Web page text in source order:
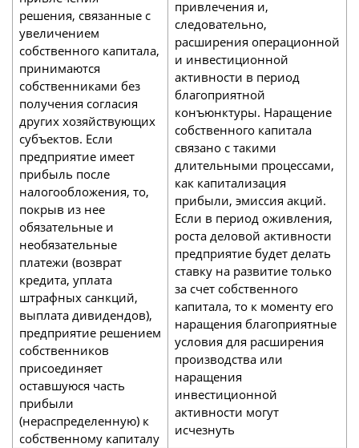
решения, связанные с
увеличением
собственного капитала,
принимаются
собственниками без
получения согласия
других хозяйствующих
субъектов. Если
предприятие имеет
прибыль после
налогообложения, то,
покрыв из нее
обязательные и
необязательные
платежи (возврат
кредита, уплата
штрафных санкций,
выплата дивидендов),
предприятие решением
собственников
присоединяет
оставшуюся часть
прибыли
(нераспределенную) к
собственному капиталу
привлечения и,
следовательно,
расширения операционной
и инвестиционной
активности в период
благоприятной
конъюнктуры. Наращение
собственного капитала
связано с такими
длительными процессами,
как капитализация
прибыли, эмиссия акций.
Если в период оживления,
роста деловой активности
предприятие будет делать
ставку на развитие только
за счет собственного
капитала, то к моменту его
наращения благоприятные
условия для расширения
производства или
наращения
инвестиционной
активности могут
исчезнуть